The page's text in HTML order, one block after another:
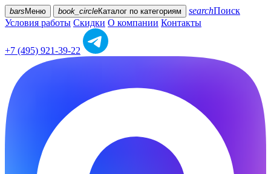
bars Меню book_circleКаталог по категориям searchПоиск
Условия работы Скидки О компании Контакты
+7 (495) 921-39-22